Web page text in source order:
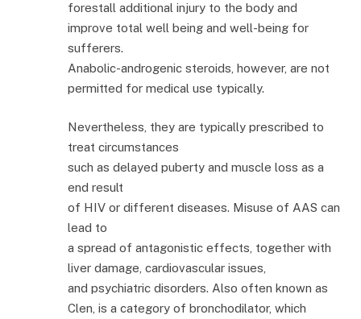
forestall additional injury to the body and
improve total well being and well-being for
sufferers.
Anabolic-androgenic steroids, however, are not
permitted for medical use typically.
Nevertheless, they are typically prescribed to
treat circumstances
such as delayed puberty and muscle loss as a
end result
of HIV or different diseases. Misuse of AAS can
lead to
a spread of antagonistic effects, together with
liver damage, cardiovascular issues,
and psychiatric disorders. Also often known as
Clen, is a category of bronchodilator, which